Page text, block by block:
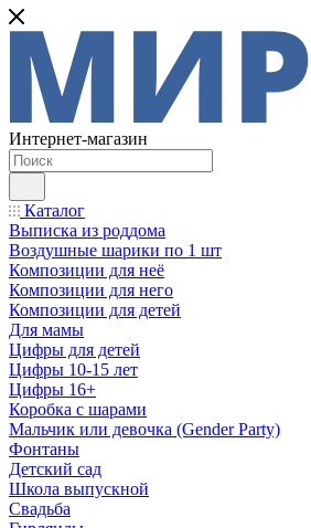
Интернет-магазин
Каталог
Выписка из роддома
Воздушные шарики по 1 шт
Композиции для неё
Композиции для него
Композиции для детей
Для мамы
Цифры для детей
Цифры 10-15 лет
Цифры 16+
Коробка с шарами
Мальчик или девочка (Gender Party)
Фонтаны
Детский сад
Школа выпускной
Свадьба